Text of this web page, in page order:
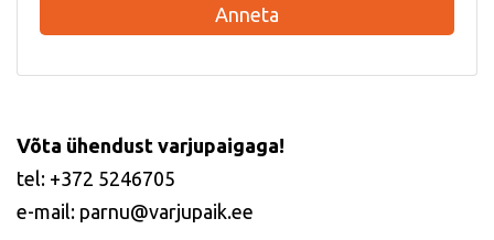
Anneta
Võta ühendust varjupaigaga!
tel: +372 5246705
e-mail: parnu@varjupaik.ee